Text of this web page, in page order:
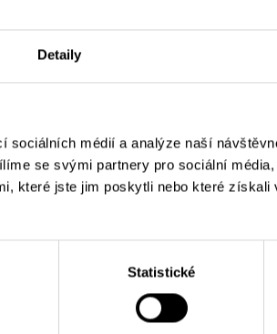
Detaily
sociálních médií a analýze naší
se svými partnery pro sociální
které jste jim poskytli nebo které získali
Statistické
S